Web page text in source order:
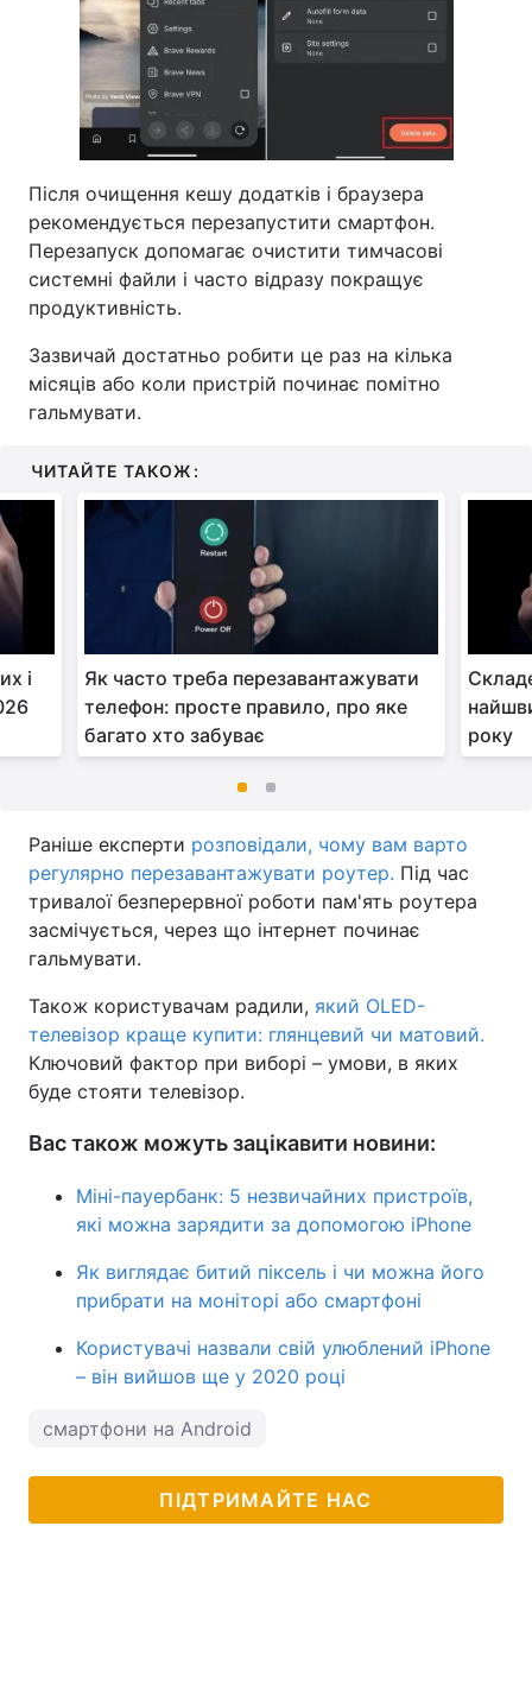
Після очищення кешу додатків і браузера
рекомендується перезапустити смартфон.
Перезапуск допомагає очистити тимчасові
системні файли і часто відразу покращує
продуктивність.
Зазвичай достатньо робити це раз на кілька
місяців або коли пристрій починає помітно
гальмувати.
ЧИТАЙТЕ ТАКОЖ:
і
Як часто треба перезавантажувати
телефон: просте правило, про яке
багато хто забуває
року
Раніше експерти розповідали, чому вам варто
регулярно перезавантажувати роутер. Під час
тривалої безперервної роботи пам'ять роутера
засмічується, через що інтернет починає
гальмувати.
Також користувачам радили, який OLED-
телевізор краще купити: глянцевий чи матовий.
Ключовий фактор при виборі – умови, в яких
буде стояти телевізор.
Вас також можуть зацікавити новини:
Міні-пауербанк: 5 незвичайних пристроїв,
які можна зарядити за допомогою iPhone
Як виглядає битий піксель і чи можна його
прибрати на моніторі або смартфоні
Користувачі назвали свій улюблений iPhone
– він вийшов ще у 2020 році
смартфони на Android
ПІДТРИМАЙТЕ НАС